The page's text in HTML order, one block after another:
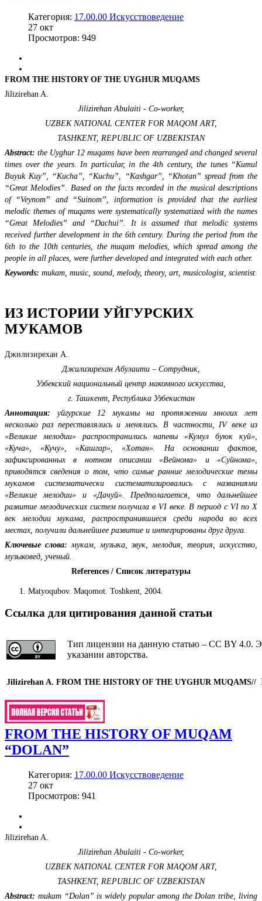
Категория: 17.00.00 Искусствоведение
27 окт
Просмотров: 949
FROM THE HISTORY OF THE UYGHUR MUQAMS
Jilizirehan A.
Jilizirehan Abulaiti - Сo-worker,
UZBEK NATIONAL CENTER FOR MAQOM ART,
TASHKENT, REPUBLIC OF UZBEKISTAN
Abstract: the Uyghur 12 muqams have been rearranged and changed several
times over the years. In particular, in the 4th century, the tunes “Kumul
Buyuk Kuy”, “Kucha”, “Kuchu”, “Kashgar”, “Khotan” spread from the
“Great Melodies”. Based on the facts recorded in the musical descriptions
of “Veynom” and “Suinom”, information is provided that the earliest
melodic themes of muqams were systematically systematized with the names
“Great Melodies” and “Dachui”. It is assumed that melodic systems
received further development in the 6th century. During the period from the
6th to the 10th centuries, the muqam melodies, which spread among the
people in all places, were further developed and integrated with each other.
Keywords: mukam, music, sound, melody, theory, art, musicologist, scientist.
ИЗ ИСТОРИИ УЙГУРСКИХ
МУКАМОВ
Джилизирехан А.
Джилизирехан Абулаити – Сотрудник,
Узбекский национальный центр макомного искусства,
г. Ташкент, Республика Узбекистан
Аннотация: уйгурские 12 мукамы на протяжении многих лет
несколько раз переставлялись и менялись. В частности, IV веке из
«Великие мелодии» распространились напевы «Кумул буюк куй»,
«Куча», «Кучу», «Кашгар», «Хотан». На основании фактов,
зафиксированных в нотном описании «Вейнома» и «Суйнома»,
приводятся сведения о том, что самые ранние мелодические темы
мукамов систематически систематизировались с названиями
«Великие мелодии» и «Дачуй». Предполагается, что дальнейшее
развитие мелодических систем получила в VI веке. В период с VI по X
век мелодии мукама, распространившиеся среди народа во всех
местах, получили дальнейшее развитие и интегрированы друг друга.
Ключевые слова: мукам, музыка, звук, мелодия, теория, искусство,
музыковед, ученый.
References / Список литературы
Matyoqubov. Maqomot. Toshkent, 2004.
Ссылка для цитирования данной статьи
Тип лицензии на данную статью – CC BY 4.0.
указании авторства.
Jilizirehan A. FROM THE HISTORY OF THE UYGHUR MUQAMS//
FROM THE HISTORY OF MUQAM
“DOLAN”
Категория: 17.00.00 Искусствоведение
27 окт
Просмотров: 941
Jilizirehan A.
Jilizirehan Abulaiti - Сo-worker,
UZBEK NATIONAL CENTER FOR MAQOM ART,
TASHKENT, REPUBLIC OF UZBEKISTAN
Abstract: mukam “Dolan” is widely popular among the Dolan tribe, living